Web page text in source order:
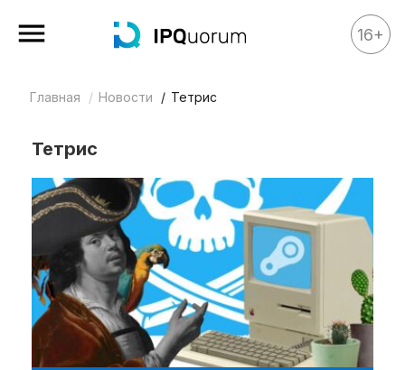
Все материалы
Legal review
События
IPQ.365
IP Stories
Квиз
О нас
16+
Главная Новости Тетрис
Тетрис